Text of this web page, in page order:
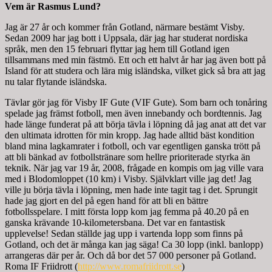
Vem är Rasmus Lund?
Jag är 27 år och kommer från Gotland, närmare bestämt Visby.
Sedan 2009 har jag bott i Uppsala, där jag har studerat nordiska
språk, men den 15 februari flyttar jag hem till Gotland igen
tillsammans med min fästmö. Ett och ett halvt år har jag även bott på
Island för att studera och lära mig isländska, vilket gick så bra att jag
nu talar flytande isländska.
Tävlar gör jag för Visby IF Gute (VIF Gute). Som barn och tonåring
spelade jag främst fotboll, men även innebandy och bordtennis. Jag
hade länge funderat på att börja tävla i löpning då jag anat att det var
den ultimata idrotten för min kropp. Jag hade alltid bäst kondition
bland mina lagkamrater i fotboll, och var egentligen ganska trött på
att bli bänkad av fotbollstränare som hellre prioriterade styrka än
teknik. När jag var 19 år, 2008, frågade en kompis om jag ville vara
med i Blodomloppet (10 km) i Visby. Självklart ville jag det! Jag
ville ju börja tävla i löpning, men hade inte tagit tag i det. Sprungit
hade jag gjort en del på egen hand för att bli en bättre
fotbollsspelare. I mitt första lopp kom jag femma på 40.20 på en
ganska krävande 10-kilometersbana. Det var en fantastisk
upplevelse! Sedan ställde jag upp i vartenda lopp som finns på
Gotland, och det är många kan jag säga! Ca 30 lopp (inkl. banlopp)
arrangeras där per år. Och då bor det 57 000 personer på Gotland.
Roma IF Friidrott (http://www.romafriidrott.se)